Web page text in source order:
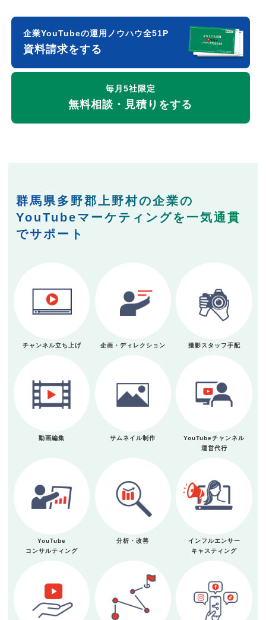
企業YouTubeの運用ノウハウ全51P
資料請求をする
毎月5社限定
無料相談・見積りをする
群馬県多野郡上野村の企業の
YouTubeマーケティングを一気通貫
でサポート
チャンネル立ち上げ 企画・ディレクション 撮影スタッフ手配
動画編集 サムネイル制作
YouTubeチャンネル
運営代行
YouTube
コンサルティング
分析・改善
インフルエンサー
キャスティング